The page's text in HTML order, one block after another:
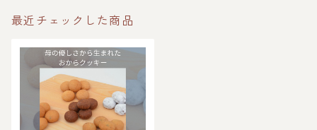
最近チェックした商品